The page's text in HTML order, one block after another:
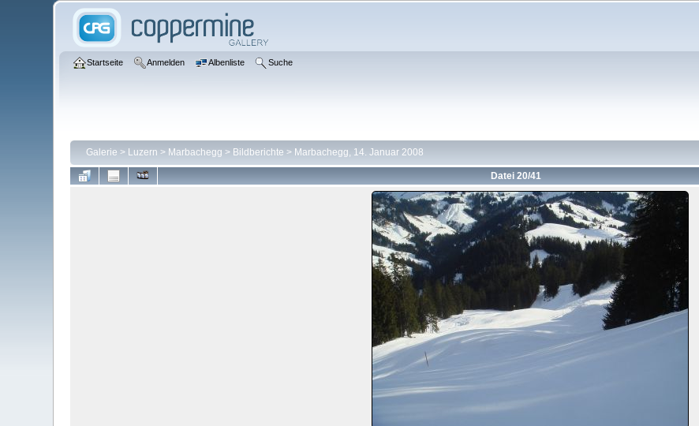
Startseite Anmelden Albenliste Suche
Galerie > Luzern > Marbachegg > Bildberichte > Marbachegg, 14. Januar 2008
Datei 20/41